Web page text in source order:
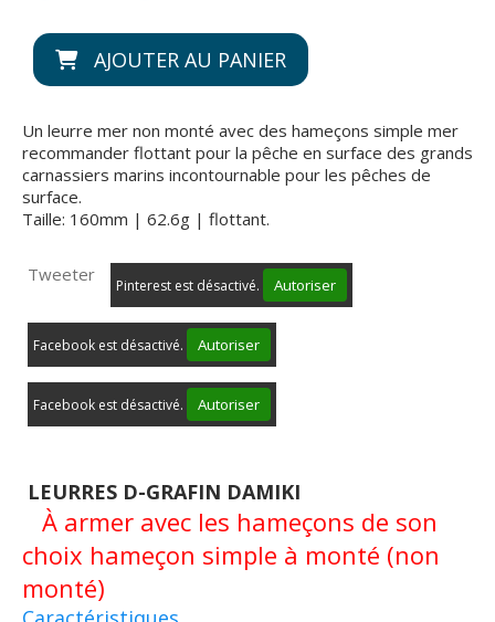
AJOUTER AU PANIER
Un leurre mer non monté avec des hameçons simple mer
recommander flottant pour la pêche en surface des grands
carnassiers marins incontournable pour les pêches de
surface.
Taille: 160mm | 62.6g | flottant.
Tweeter
Pinterest est désactivé. Autoriser
Facebook est désactivé. Autoriser
Facebook est désactivé. Autoriser
LEURRES D-GRAFIN DAMIKI
À armer avec les hameçons de son
choix hameçon simple à monté (non
monté)